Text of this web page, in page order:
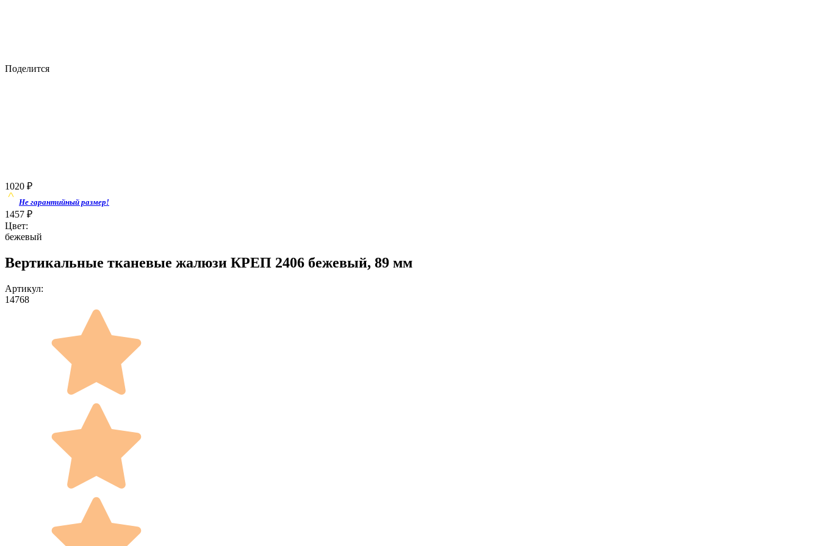
Поделится
1020 ₽
Не гарантийный размер!
1457 ₽
Цвет:
бежевый
Вертикальные тканевые жалюзи КРЕП 2406 бежевый, 89 мм
Артикул:
14768